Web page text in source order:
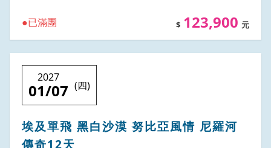
已滿團 123,900
2027
01/07 (四)
埃及單飛 黑白沙漠 努比亞風情 尼羅河
傳奇12天